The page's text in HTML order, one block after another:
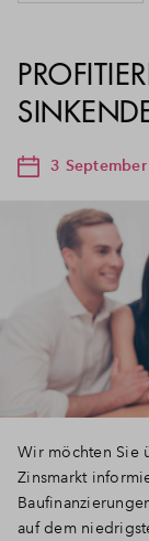
3
Wir möchten Sie
Zinsmarkt
auf dem